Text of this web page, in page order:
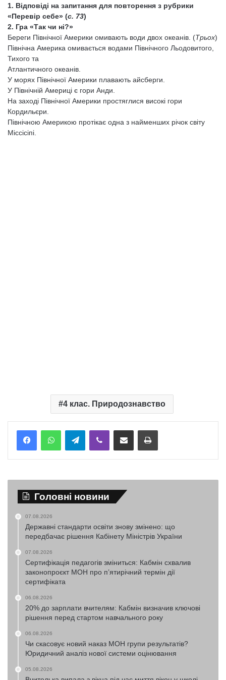
1. Відповіді на запитання для повторення з рубрики
«Перевір себе» (с. 73)
2. Гра «Так чи ні?»
Береги Північної Америки омивають води двох океанів. (Трьох)
Північна Америка омивається водами Північного Льодовитого,
Тихого та
Атлантичного океанів.
У морях Північної Америки плавають айсберги.
У Північній Америці є гори Анди.
На заході Північної Америки простяглися високі гори
Кордильєри.
Північною Америкою протікає одна з найменших річок світу
Міссісіпі.
4 клас. Природознавство
TelegramViber Надіслати електронною поштоюНадрукувати
Головні новини
07.08.2026
Державні стандарти освіти знову змінено: що
передбачає рішення Кабінету Міністрів України
07.08.2026
Сертифікація педагогів зміниться: Кабмін схвалив
законопроєкт МОН про п’ятирічний термін дії
сертифіката
06.08.2026
20% до зарплати вчителям: Кабмін визначив ключові
рішення перед стартом навчального року
06.08.2026
Чи скасовує новий наказ МОН групи результатів?
Юридичний аналіз нової системи оцінювання
05.08.2026